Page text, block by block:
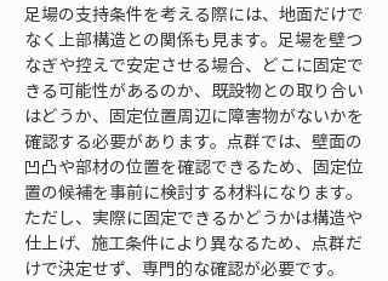
足場の支持条件を考える際には、地面だけで
なく上部構造との関係も見ます。足場を壁つ
なぎや控えで安定させる場合、どこに固定で
きる可能性があるのか、既設物との取り合い
はどうか、固定位置周辺に障害物がないかを
確認する必要があります。点群では、壁面の
凹凸や部材の位置を確認できるため、固定位
置の候補を事前に検討する材料になります。
ただし、実際に固定できるかどうかは構造や
仕上げ、施工条件により異なるため、点群だ
けで決定せず、専門的な確認が必要です。